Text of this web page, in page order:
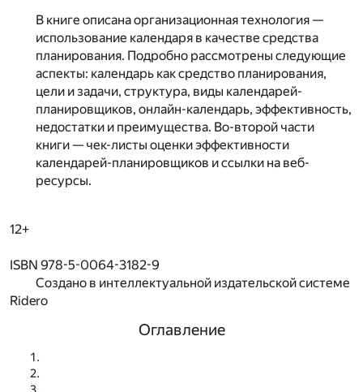
В книге описана организационная технология —
использование календаря в качестве средства
планирования. Подробно рассмотрены следующие
аспекты: календарь как средство планирования,
цели и задачи, структура, виды календарей-
планировщиков, онлайн-календарь, эффективность,
недостатки и преимущества. Во-второй части
книги — чек-листы оценки эффективности
календарей-планировщиков и ссылки на веб-
ресурсы.
12+
ISBN 978-5-0064-3182-9
Создано в интеллектуальной издательской системе
Ridero
Оглавление